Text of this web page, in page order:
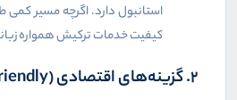
استانبول دارد. اگرچه مسیر کمی
کیفیت خدمات ترکیش همواره
۲. گزینه‌های اقتصادی (